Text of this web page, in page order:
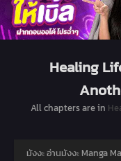
Healing
All chapters are in
มังงะ อ่านมังงะ Manga